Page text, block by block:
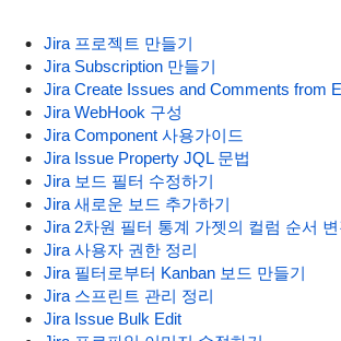
Jira 프로젝트 만들기
Jira Subscription 만들기
Jira Create Issues and Comments from
Jira WebHook 구성
Jira Component 사용가이드
Jira Issue Property JQL 문법
Jira 보드 필터 수정하기
Jira 새로운 보드 추가하기
Jira 2차원 필터 통계 가젯의 컬럼 순서
Jira 사용자 권한 정리
Jira 필터로부터 Kanban 보드 만들기
Jira 스프린트 관리 정리
Jira Issue Bulk Edit